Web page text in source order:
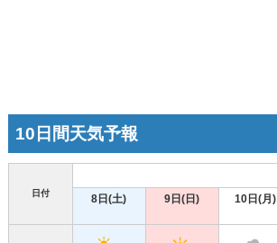
10日間天気予報
日付 8日(土) 9日(日) 10日(月)